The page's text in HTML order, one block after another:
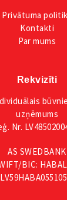
Privātuma
Kontakti
Par mums
Rekvizīti
uzņēmums
Nr.
AS SWEDBANK
BIC: